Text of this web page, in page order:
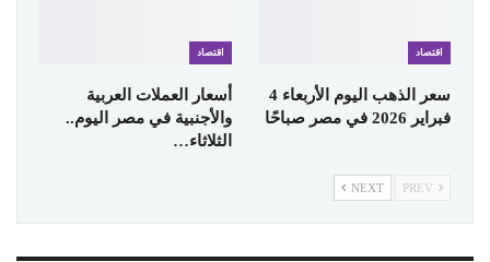
اقتصاد
سعر الذهب اليوم الأربعاء 4
فبراير 2026 في مصر صباحًا
اقتصاد
أسعار العملات العربية
والأجنبية في مصر اليوم..
الثلاثاء…
NEXT